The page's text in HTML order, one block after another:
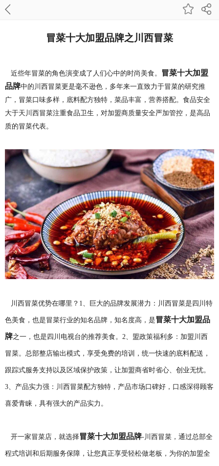
冒菜十大加盟品牌之川西冒菜
近些年冒菜的角色演变成了人们心中的时尚美食。
冒菜十大加盟
品牌中的川西冒菜更是毫不逊色，多年来一直致力于冒菜的研究推
广，冒菜口味多样，底料配方独特，菜品丰富，营养搭配。食品安全
大于天川西冒菜注重食品卫生，对加盟商质量安全严加管控，是高品
质的冒菜代表。
川西冒菜优势在哪里？1、巨大的品牌发展潜力：川西冒菜是四川特
色美食，也是冒菜行业的知名品牌，知名度高，是 冒菜十大加盟品
牌之一，也是四川电视台的推荐美食。2、盟政策福利多：加盟川西
冒菜。总部整店输出模式，享受免费的培训，统一快速的底料配送，
跟踪式服务支持以及区域保护政策，让加盟商省时省心、创业无忧。
3、产品实力强：川西冒菜配方独特，产品市场口碑好，口感深得顾客
喜爱青睐，具有强大的产品实力。
开一家冒菜店，就选择冒菜十大加盟品牌-川西冒菜，通过总部全
程式培训和后期服务保障，让您真正享受轻松做老板，为你的加盟全